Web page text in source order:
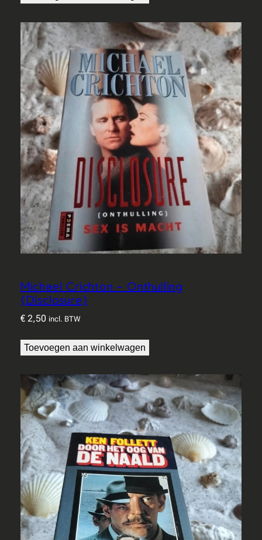
Michael Crichton – Onthulling
(Disclosure)
€2,50 incl. BTW
Toevoegen aan winkelwagen